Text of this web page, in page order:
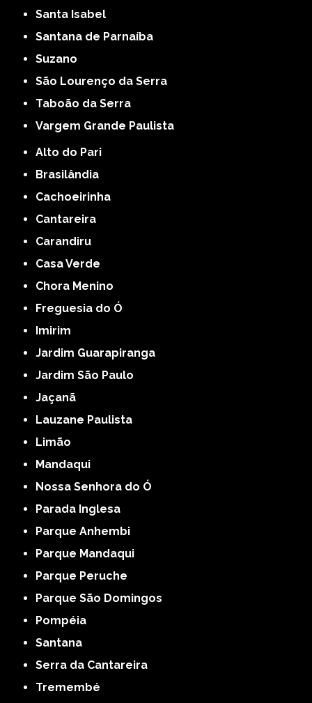
Santa Isabel
Santana de Parnaíba
Suzano
São Lourenço da Serra
Taboão da Serra
Vargem Grande Paulista
Alto do Pari
Brasilândia
Cachoeirinha
Cantareira
Carandiru
Casa Verde
Chora Menino
Freguesia do Ó
Imirim
Jardim Guarapiranga
Jardim São Paulo
Jaçanã
Lauzane Paulista
Limão
Mandaqui
Nossa Senhora do Ó
Parada Inglesa
Parque Anhembi
Parque Mandaqui
Parque Peruche
Parque São Domingos
Pompéia
Santana
Serra da Cantareira
Tremembé